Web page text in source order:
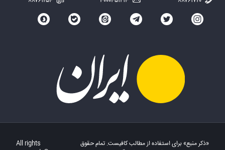
«ذکر منبع» برای استفاده از مطالب کافیست. تمام حقوق
All rights